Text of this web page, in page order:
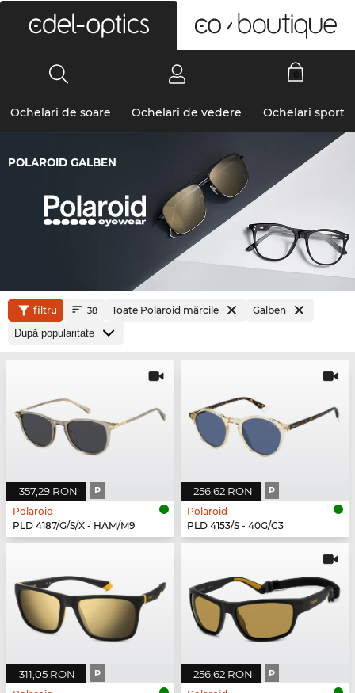
Ochelari de soare Ochelari de vedere Ochelari sport
POLAROID GALBEN
filtru 38 Toate Polaroid mărcile Galben
357,29 RON P
Polaroid
PLD 4187/G/S/X - HAM/M9
256,62 RON P
Polaroid
PLD 4153/S - 40G/C3
311,05 RON P 256,62 RON P